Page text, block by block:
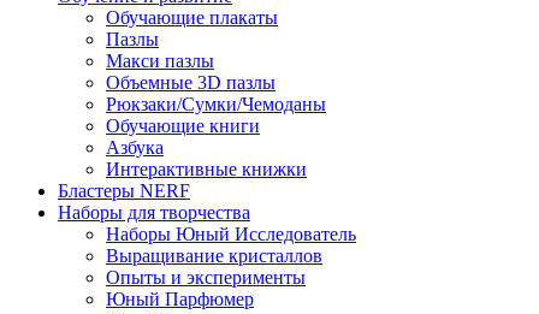
Обучающие плакаты
Пазлы
Макси пазлы
Объемные 3D пазлы
Рюкзаки/Сумки/Чемоданы
Обучающие книги
Азбука
Интерактивные книжки
Бластеры NERF
Наборы для творчества
Наборы Юный Исследователь
Выращивание кристаллов
Опыты и эксперименты
Юный Парфюмер